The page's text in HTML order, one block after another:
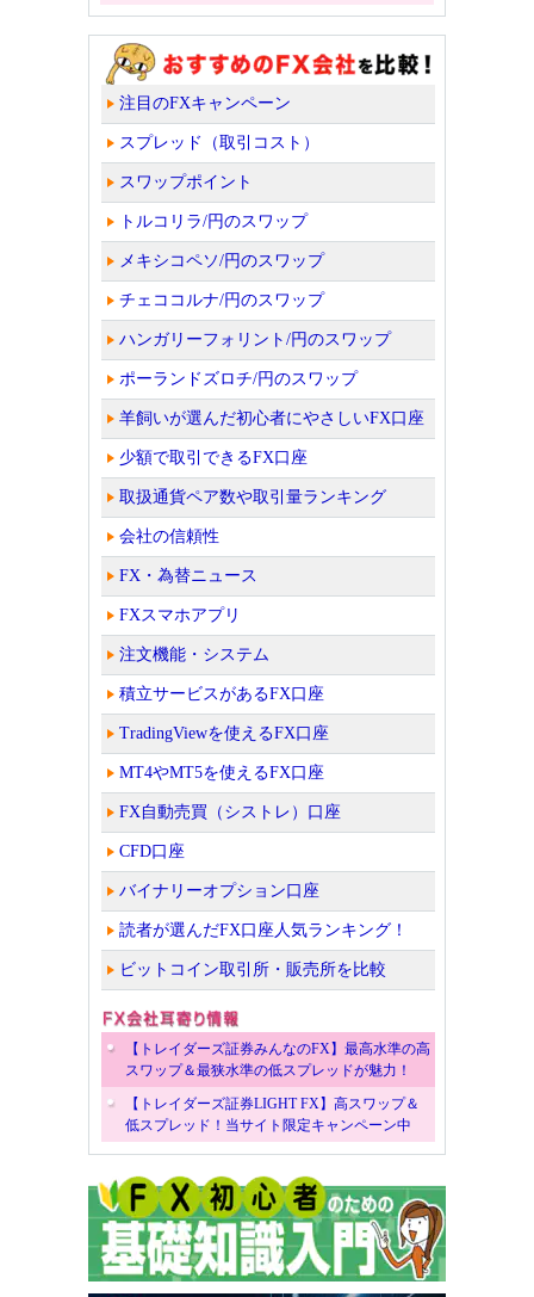
注目のFXキャンペーン
スプレッド（取引コスト）
スワップポイント
トルコリラ/円のスワップ
メキシコペソ/円のスワップ
チェココルナ/円のスワップ
ハンガリーフォリント/円のスワップ
ポーランドズロチ/円のスワップ
羊飼いが選んだ初心者にやさしいFX口座
少額で取引できるFX口座
取扱通貨ペア数や取引量ランキング
会社の信頼性
FX・為替ニュース
FXスマホアプリ
注文機能・システム
積立サービスがあるFX口座
TradingViewを使えるFX口座
MT4やMT5を使えるFX口座
FX自動売買（シストレ）口座
CFD口座
バイナリーオプション口座
読者が選んだFX口座人気ランキング！
ビットコイン取引所・販売所を比較
【トレイダーズ証券みんなのFX】最高水準の高
スワップ＆最狭水準の低スプレッドが魅力！
【トレイダーズ証券LIGHT FX】高スワップ＆
低スプレッド！当サイト限定キャンペーン中